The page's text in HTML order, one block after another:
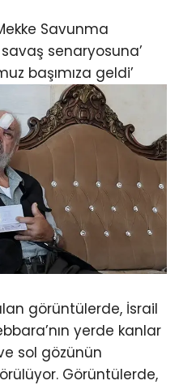
Savunma
savaş senaryosuna’
başımıza geldi’
görüntülerde, İsrail
yerde kanlar
sol gözünün
Görüntülerde,